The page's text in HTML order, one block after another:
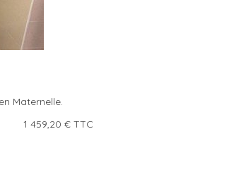
Maternelle.
€ TTC